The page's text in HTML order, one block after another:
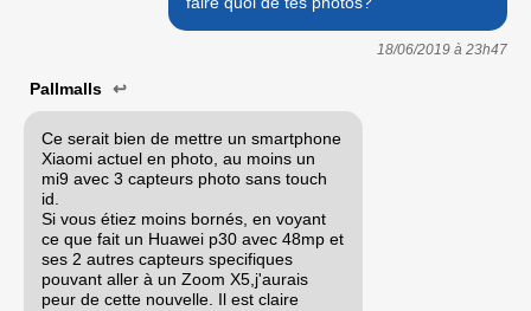
18/06/2019 à 23h47
Pallmalls ↩
Ce serait bien de mettre un smartphone
Xiaomi actuel en photo, au moins un
mi9 avec 3 capteurs photo sans touch
id.
Si vous étiez moins bornés, en voyant
ce que fait un Huawei p30 avec 48mp et
ses 2 autres capteurs specifiques
pouvant aller à un Zoom X5,j'aurais
peur de cette nouvelle. Il est claire